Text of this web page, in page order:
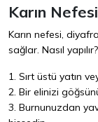
Karın Nefesi
Karın nefesi,
sağlar. Nasıl
1. Sırt üstü yatın
2. Bir elinizi
3. Burnunuzdan